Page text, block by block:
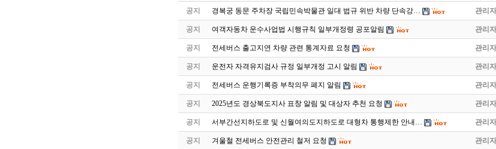
공지 경복궁 동문 주차장 국립민속박물관 일대 법규 위반 차량 단속강… 관리자
공지 여객자동차 운수사업법 시행규칙 일부개정령 공포알림 관리자
공지 전세버스 출고지연 차량 관련 통계자료 요청 관리자
공지 운전자 자격유지검사 규정 일부개정 고시 알림 관리자
공지 전세버스 운행기록증 부착의무 폐지 알림 관리자
공지 2025년도 경상북도지사 표창 알림 및 대상자 추천 요청 관리자
공지 서부간선지하도로 및 신월여의도지하도로 대형차 통행제한 안내… 관리자
공지 겨울철 전세버스 안전관리 철저 요청 관리자